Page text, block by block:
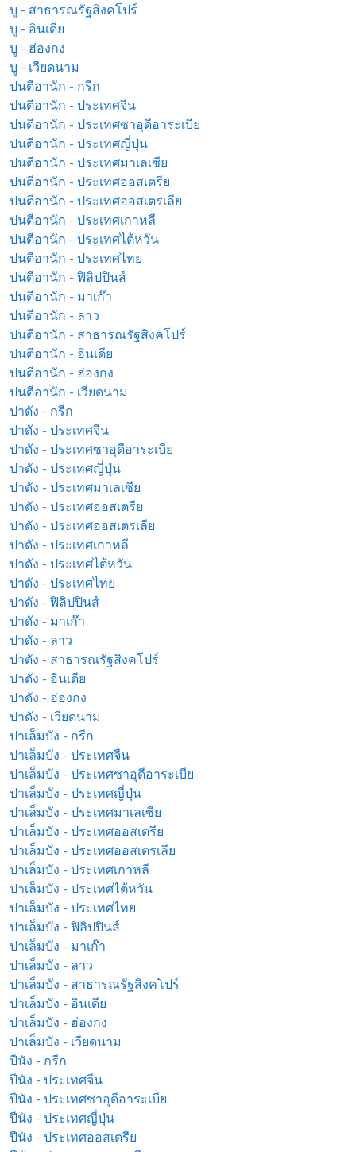
บู - สาธารณรัฐสิงคโปร์
บู - อินเดีย
บู - ฮ่องกง
บู - เวียดนาม
ปนตีอานัก - กรีก
ปนตีอานัก - ประเทศจีน
ปนตีอานัก - ประเทศซาอุดีอาระเบีย
ปนตีอานัก - ประเทศญี่ปุ่น
ปนตีอานัก - ประเทศมาเลเซีย
ปนตีอานัก - ประเทศออสเตรีย
ปนตีอานัก - ประเทศออสเตรเลีย
ปนตีอานัก - ประเทศเกาหลี
ปนตีอานัก - ประเทศไต้หวัน
ปนตีอานัก - ประเทศไทย
ปนตีอานัก - ฟิลิปปินส์
ปนตีอานัก - มาเก๊า
ปนตีอานัก - ลาว
ปนตีอานัก - สาธารณรัฐสิงคโปร์
ปนตีอานัก - อินเดีย
ปนตีอานัก - ฮ่องกง
ปนตีอานัก - เวียดนาม
ปาดัง - กรีก
ปาดัง - ประเทศจีน
ปาดัง - ประเทศซาอุดีอาระเบีย
ปาดัง - ประเทศญี่ปุ่น
ปาดัง - ประเทศมาเลเซีย
ปาดัง - ประเทศออสเตรีย
ปาดัง - ประเทศออสเตรเลีย
ปาดัง - ประเทศเกาหลี
ปาดัง - ประเทศไต้หวัน
ปาดัง - ประเทศไทย
ปาดัง - ฟิลิปปินส์
ปาดัง - มาเก๊า
ปาดัง - ลาว
ปาดัง - สาธารณรัฐสิงคโปร์
ปาดัง - อินเดีย
ปาดัง - ฮ่องกง
ปาดัง - เวียดนาม
ปาเล็มบัง - กรีก
ปาเล็มบัง - ประเทศจีน
ปาเล็มบัง - ประเทศซาอุดีอาระเบีย
ปาเล็มบัง - ประเทศญี่ปุ่น
ปาเล็มบัง - ประเทศมาเลเซีย
ปาเล็มบัง - ประเทศออสเตรีย
ปาเล็มบัง - ประเทศออสเตรเลีย
ปาเล็มบัง - ประเทศเกาหลี
ปาเล็มบัง - ประเทศไต้หวัน
ปาเล็มบัง - ประเทศไทย
ปาเล็มบัง - ฟิลิปปินส์
ปาเล็มบัง - มาเก๊า
ปาเล็มบัง - ลาว
ปาเล็มบัง - สาธารณรัฐสิงคโปร์
ปาเล็มบัง - อินเดีย
ปาเล็มบัง - ฮ่องกง
ปาเล็มบัง - เวียดนาม
ปีนัง - กรีก
ปีนัง - ประเทศจีน
ปีนัง - ประเทศซาอุดีอาระเบีย
ปีนัง - ประเทศญี่ปุ่น
ปีนัง - ประเทศออสเตรีย